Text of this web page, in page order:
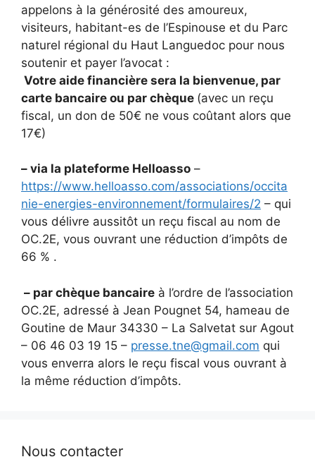
appelons à la générosité des amoureux,
visiteurs, habitant-es de l’Espinouse et du Parc
naturel régional du Haut Languedoc pour nous
soutenir et payer l’avocat :
Votre aide financière sera la bienvenue, par
carte bancaire ou par chèque (avec un reçu
fiscal, un don de 50€ ne vous coûtant alors que
17€)
– via la plateforme Helloasso –
https://www.helloasso.com/associations/occita
nie-energies-environnement/formulaires/2 – qui
vous délivre aussitôt un reçu fiscal au nom de
OC.2E, vous ouvrant une réduction d’impôts de
66 % .
– par chèque bancaire à l’ordre de l’association
OC.2E, adressé à Jean Pougnet 54, hameau de
Goutine de Maur 34330 – La Salvetat sur Agout
– 06 46 03 19 15 – presse.tne@gmail.com qui
vous enverra alors le reçu fiscal vous ouvrant à
la même réduction d’impôts.
Nous contacter